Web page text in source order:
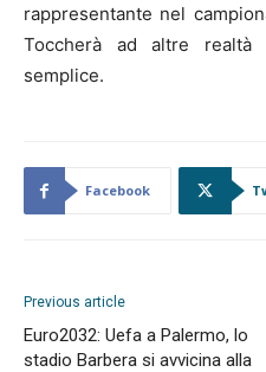
rappresentante nel
Toccherà ad altre realtà
semplice.
Facebook
Previous article
Euro2032: Uefa a Palermo, lo
stadio Barbera si avvicina alla